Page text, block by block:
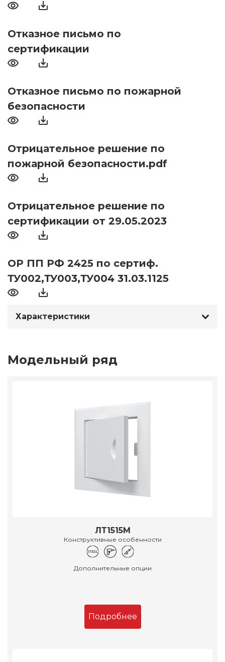
Отказное письмо по
сертификации
Отказное письмо по пожарной
безопасности
Отрицательное решение по
пожарной безопасности.pdf
Отрицательное решение по
сертификации от 29.05.2023
ОР ПП РФ 2425 по сертиф.
ТУ002,ТУ003,ТУ004 31.03.1125
Характеристики
Модельный ряд
ЛТ1515М
Конструктивные особенности
Дополнительные опции
Подробнее